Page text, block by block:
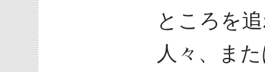
ところを
人々、ま